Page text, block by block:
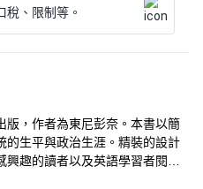
稅、限制等。
版，作者為東尼彭奈。本書以簡
的生平與政治生涯。精裝的設計
興趣的讀者以及英語學習者閱